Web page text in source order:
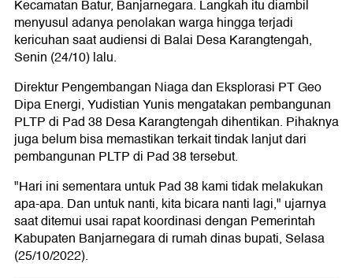
Kecamatan Batur, Banjarnegara. Langkah itu diambil
menyusul adanya penolakan warga hingga terjadi
kericuhan saat audiensi di Balai Desa Karangtengah,
Senin (24/10) lalu.
Direktur Pengembangan Niaga dan Eksplorasi PT Geo
Dipa Energi, Yudistian Yunis mengatakan pembangunan
PLTP di Pad 38 Desa Karangtengah dihentikan. Pihaknya
juga belum bisa memastikan terkait tindak lanjut dari
pembangunan PLTP di Pad 38 tersebut.
"Hari ini sementara untuk Pad 38 kami tidak melakukan
apa-apa. Dan untuk nanti, kita bicara nanti lagi," ujarnya
saat ditemui usai rapat koordinasi dengan Pemerintah
Kabupaten Banjarnegara di rumah dinas bupati, Selasa
(25/10/2022).